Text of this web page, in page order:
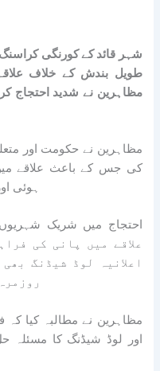
شہر قائد کے کورنگی کراسنگ
طویل بندش کے خلاف
مظاہرین نے شدید احتجاج
مظاہرین نے حکومت اور
کی جس کے باعث علاقے
ہوئی
علاقے میں پانی کی
اعلانیہ لوڈ شیڈنگ
مظاہرین نے مطالبہ کیا
اور لوڈ شیڈنگ کا مسئلہ